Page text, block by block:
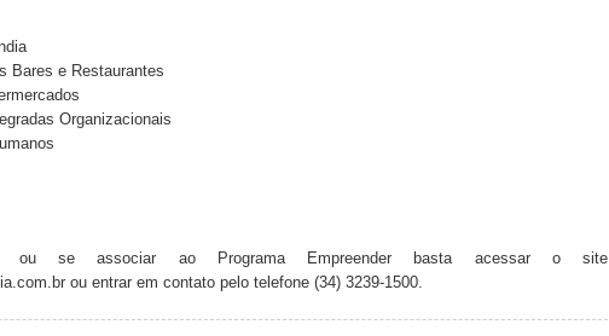
e Restaurantes
Organizacionais
ou se associar ao Programa Empreender basta acessar o site
ou entrar em contato pelo telefone (34) 3239-1500.